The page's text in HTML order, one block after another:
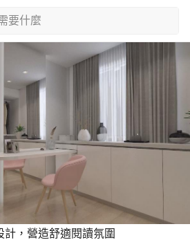
，營造舒適閱讀氛圍